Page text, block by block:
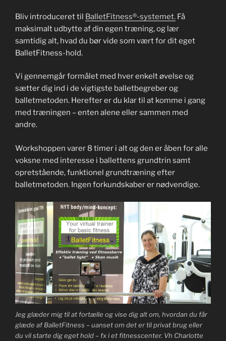
Bliv introduceret til BalletFitness®-systemet. Få
maksimalt udbytte af din egen træning, og lær
samtidig alt, hvad du bør vide som vært for dit eget
BalletFitness-hold.
Vi gennemgår formålet med hver enkelt øvelse og
sætter dig ind i de vigtigste balletbegreber og
balletmetoden. Herefter er du klar til at komme i gang
med træningen – enten alene eller sammen med
andre.
Workshoppen varer 8 timer i alt og den er åben for alle
voksne med interesse i ballettens grundtrin samt
opretstående, funktionel grundtræning efter
balletmetoden. Ingen forkundskaber er nødvendige.
Jeg glæder mig til at fortælle og vise dig alt om, hvordan du får
glæde af BalletFitness – uanset om det er til privat brug eller
du vil starte dig eget hold – fx i et fitnesscenter. Vh Charlotte